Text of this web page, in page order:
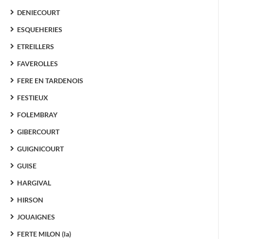
DENIECOURT
ESQUEHERIES
ETREILLERS
FAVEROLLES
FERE EN TARDENOIS
FESTIEUX
FOLEMBRAY
GIBERCOURT
GUIGNICOURT
GUISE
HARGIVAL
HIRSON
JOUAIGNES
FERTE MILON (la)